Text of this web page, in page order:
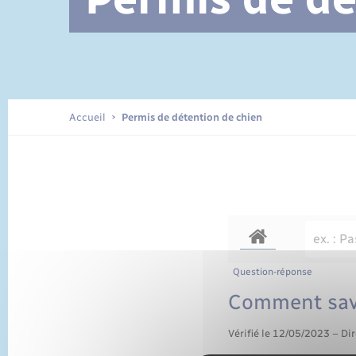
Documents d’identité
Accueil Permis de détention de chien
Question-réponse
Comment
Vérifié le 12/05/2023 –